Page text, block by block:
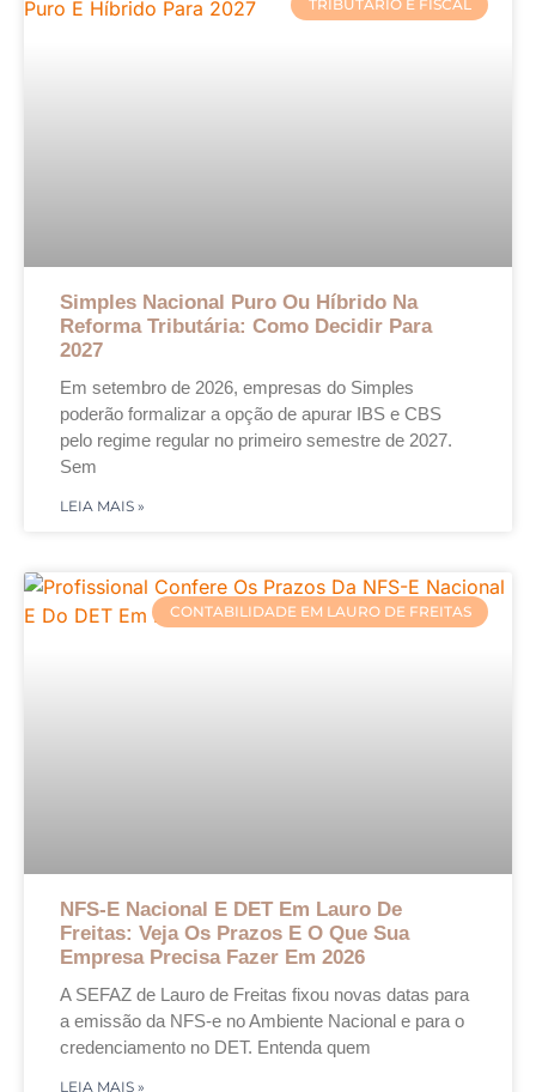
TRIBUTÁRIO E FISCAL
Simples Nacional Puro Ou Híbrido Na
Reforma Tributária: Como Decidir Para
2027
Em setembro de 2026, empresas do Simples
poderão formalizar a opção de apurar IBS e CBS
pelo regime regular no primeiro semestre de 2027.
Sem
LEIA MAIS »
CONTABILIDADE EM LAURO DE FREITAS
NFS-E Nacional E DET Em Lauro De
Freitas: Veja Os Prazos E O Que Sua
Empresa Precisa Fazer Em 2026
A SEFAZ de Lauro de Freitas fixou novas datas para
a emissão da NFS-e no Ambiente Nacional e para o
credenciamento no DET. Entenda quem
LEIA MAIS »